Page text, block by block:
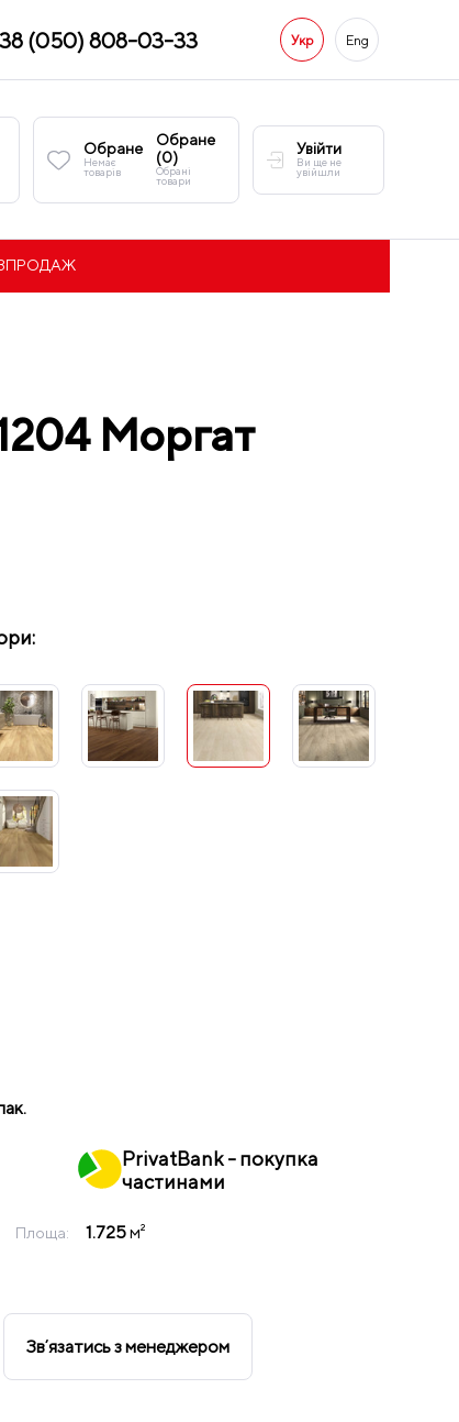
(050) 808-03-33 Укр Eng
Обране
Немає
товарів
Обране
(0)
Обрані
товари
Увійти
Ви ще не
увійшли
Моргат
PrivatBank - покупка
частинами
Площа: 1.725м²
Звʼязатись з менеджером